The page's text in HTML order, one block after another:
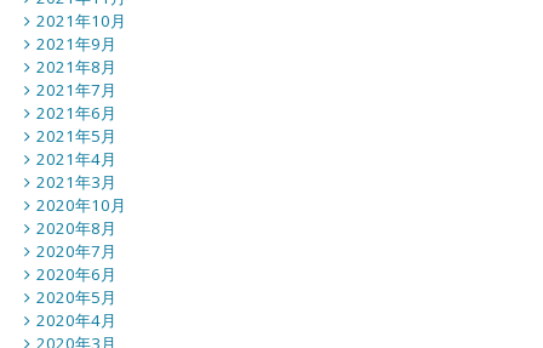
2021年10月
2021年9月
2021年8月
2021年7月
2021年6月
2021年5月
2021年4月
2021年3月
2020年10月
2020年8月
2020年7月
2020年6月
2020年5月
2020年4月
2020年3月